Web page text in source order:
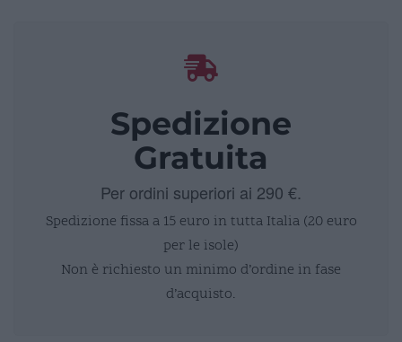
Spedizione
Gratuita
Per ordini superiori ai 290 €.
Spedizione fissa a 15 euro in tutta Italia (20 euro
per le isole)
Non è richiesto un minimo d’ordine in fase
d’acquisto.